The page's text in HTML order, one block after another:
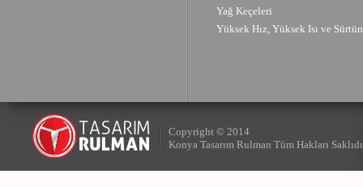
Yağ Keçeleri
Yüksek Hız, Yüksek Isı ve
Copyright © 2014
Konya Tasarım Rulman Tüm Hakları